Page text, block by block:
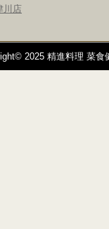
川店
2025 精進料理 菜